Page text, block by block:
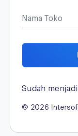
Nama Toko
Sudah
© 2026